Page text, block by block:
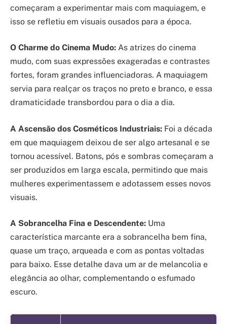
começaram a experimentar mais com maquiagem, e
isso se refletiu em visuais ousados para a época.
O Charme do Cinema Mudo: As atrizes do cinema
mudo, com suas expressões exageradas e contrastes
fortes, foram grandes influenciadoras. A maquiagem
servia para realçar os traços no preto e branco, e essa
dramaticidade transbordou para o dia a dia.
A Ascensão dos Cosméticos Industriais: Foi a década
em que maquiagem deixou de ser algo artesanal e se
tornou acessível. Batons, pós e sombras começaram a
ser produzidos em larga escala, permitindo que mais
mulheres experimentassem e adotassem esses novos
visuais.
A Sobrancelha Fina e Descendente: Uma
característica marcante era a sobrancelha bem fina,
quase um traço, arqueada e com as pontas voltadas
para baixo. Esse detalhe dava um ar de melancolia e
elegância ao olhar, complementando o esfumado
escuro.